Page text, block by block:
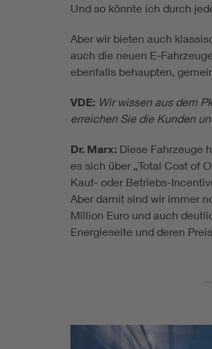
Und so könnte ich durch
Aber wir bieten auch
auch die neuen E-
ebenfalls behaupten,
VDE: Wir wissen aus dem
erreichen Sie die Kunden
Dr. Marx: Diese Fahrzeuge
es sich über „Total Cost of
Kauf- oder Betriebs-
Aber damit sind wir immer
Million Euro und auch
Energieseite und deren